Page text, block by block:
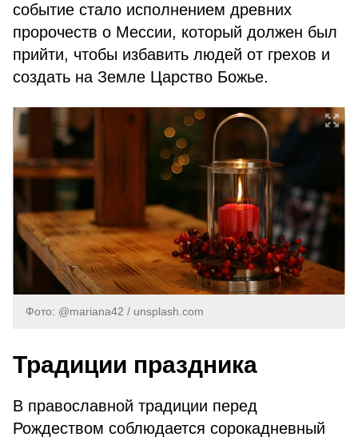
событие стало исполнением древних
пророчеств о Мессии, который должен был
прийти, чтобы избавить людей от грехов и
создать на Земле Царство Божье.
Фото: @mariana42 / unsplash.com
Традиции праздника
В православной традиции перед
Рождеством соблюдается сорокадневный